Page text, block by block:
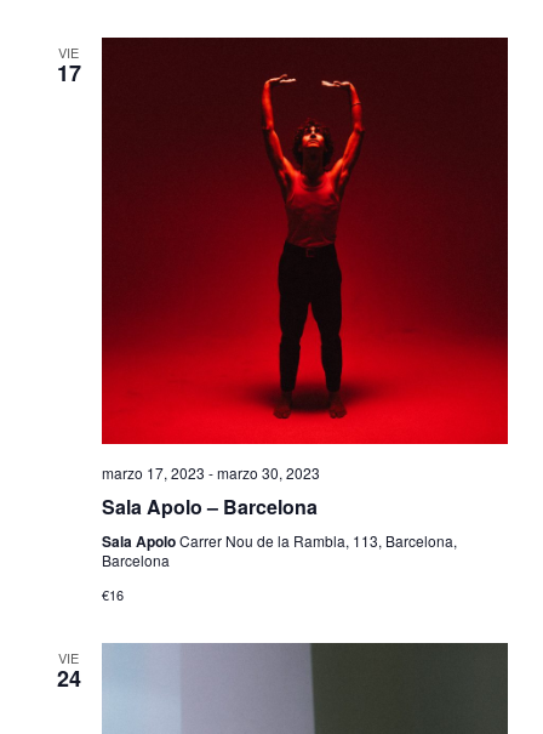
VIE
17
marzo 17, 2023 -marzo 30, 2023
Sala Apolo – Barcelona
Sala ApoloCarrer Nou de la Rambla, 113, Barcelona,
Barcelona
€16
VIE
24